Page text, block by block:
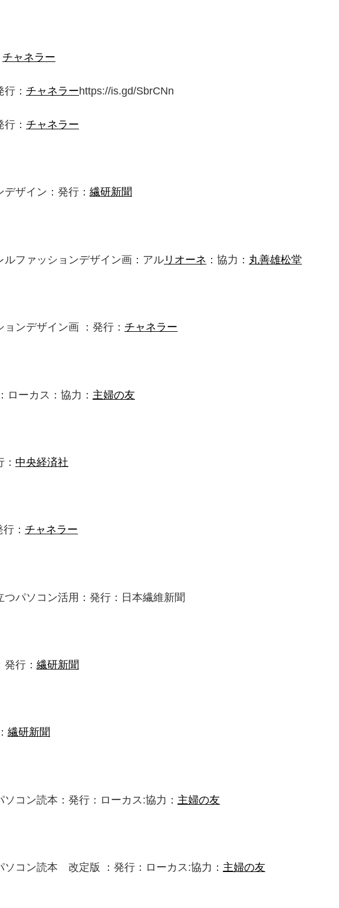
チャネラー
： チャネラーhttps://is.gd/SbrCNn
： チャネラー
ザイン：発行： 繊研新聞
ルファッションデザイン画：アル リオーネ ：協力： 丸善雄松堂
ンデザイン画 ：発行： チャネラー
ローカス：協力： 主婦の友
中央経済社
： チャネラー
パソコン活用：発行：日本繊維新聞
行： 繊研新聞
繊研新聞
コン読本：発行：ローカス:協力： 主婦の友
ソコン読本 改定版 ：発行：ローカス:協力： 主婦の友